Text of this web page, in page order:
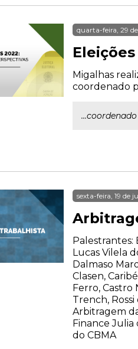
quarta-feira, 29
Migalhas
coordenado
sexta-feira, 19 de
Palestrantes:
Lucas Vilela
Dalmaso
Clasen,
Ferro, Castro
Trench,
Arbitragem
Finance Julia
do CBMA